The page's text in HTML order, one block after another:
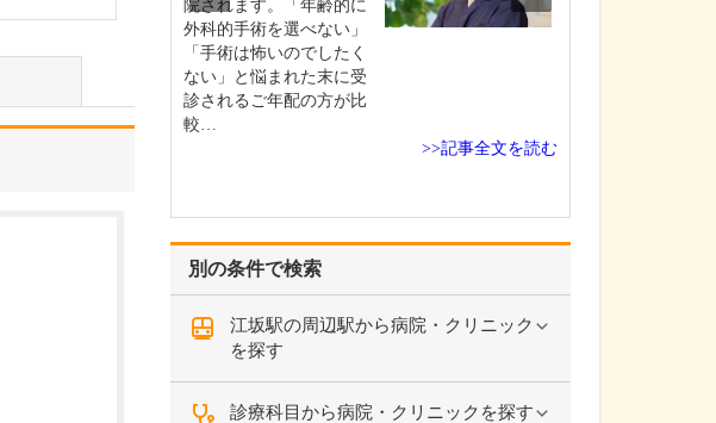
別の条件で検索
江坂駅の周辺駅から病院・クリニック
を探す
診療科目から病院・クリニックを探す
院されます。「年齢的に
外科的手術を選べない」
「手術は怖いのでしたく
ない」と悩まれた末に受
診されるご年配の方が比
較…
>>記事全文を読む